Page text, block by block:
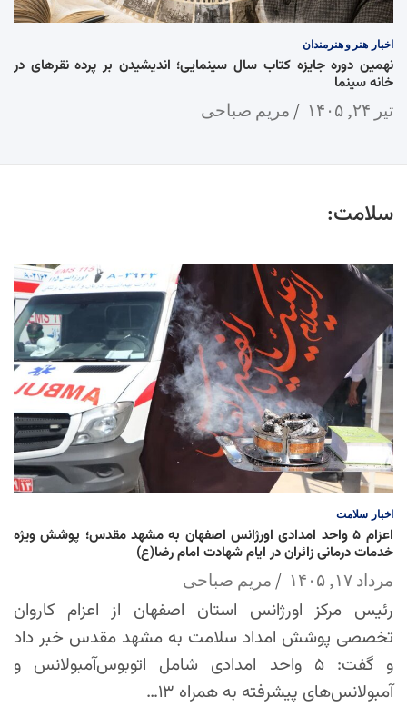
اخبار هنر و هنرمندان
نهمین دوره جایزه کتاب سال سینمایی؛ اندیشیدن بر پرده نقرهای در
خانه سینما
تیر ۲۴, ۱۴۰۵ مریم صباحی
سلامت:
اخبار سلامت
اعزام ۵ واحد امدادی اورژانس اصفهان به مشهد مقدس؛ پوشش ویژه
خدمات درمانی زائران در ایام شهادت امام رضا(ع)
مرداد ۱۷, ۱۴۰۵ مریم صباحی
رئیس مرکز اورژانس استان اصفهان از اعزام کاروان
تخصصی پوشش امداد سلامت به مشهد مقدس خبر داد
و گفت: ۵ واحد امدادی شامل اتوبوس‌آمبولانس و
آمبولانس‌های پیشرفته به همراه ۱۳…